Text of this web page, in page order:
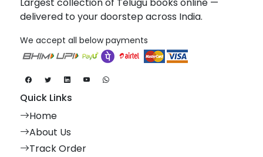
delivered to your doorstep across India.
We accept all below payments
Quick Links
Home
About Us
Track Order